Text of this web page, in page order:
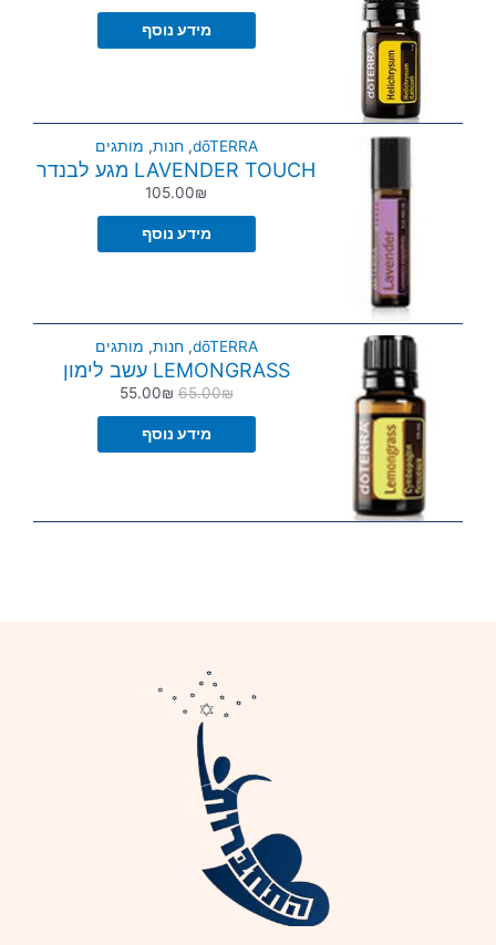
מידע נוסף
dōTERRA
,חנות, מותגים
LAVENDER TOUCH מגע לבנדר
105.00₪
מידע נוסף
dōTERRA
,חנות, מותגים
LEMONGRASS עשב לימון
65.00₪
55.00₪
מידע נוסף